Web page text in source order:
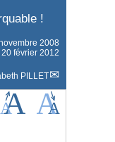
!
2008
février 2012
PILLET